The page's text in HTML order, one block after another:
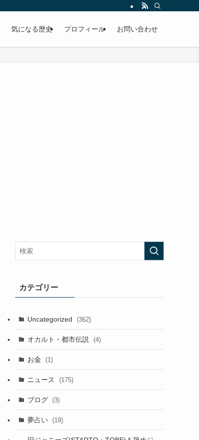
気になる歴史 プロフィール お問い合わせ
カテゴリー
Uncategorized (362)
オカルト・都市伝説 (4)
お金 (1)
ニュース (175)
ブログ (3)
夢占い (19)